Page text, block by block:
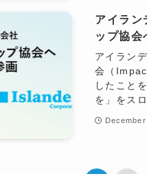
アイラン
ップ協会
アイラン
会（
したこと
を」をス